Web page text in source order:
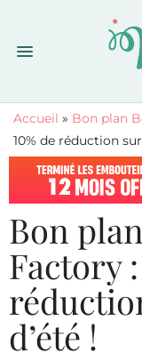
Accueil » Bon plan
10% de réduction
Bon
Factory
d’été !